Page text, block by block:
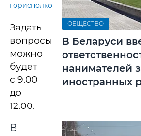
горисполком
Задать
вопросы
можно
будет
с 9.00
до
12.00.
В
ОБЩЕСТВО
В Беларуси
нанимателей
иностранных